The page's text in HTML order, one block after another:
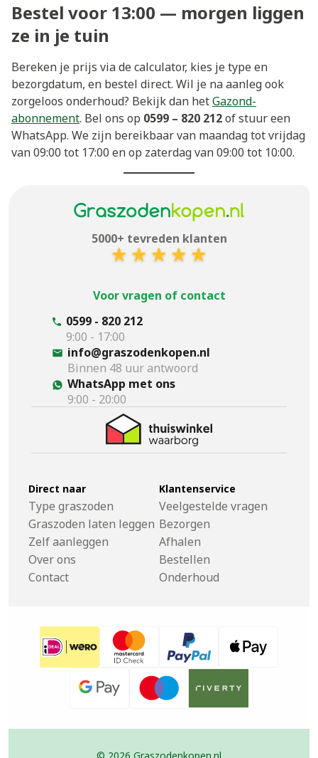
Bestel voor 13:00 — morgen liggen
ze in je tuin
Bereken je prijs via de calculator, kies je type en
bezorgdatum, en bestel direct. Wil je na aanleg ook
zorgeloos onderhoud? Bekijk dan hetGazond-
abonnement. Bel ons op 0599 – 820 212of stuur een
WhatsApp. We zijn bereikbaar van maandag tot vrijdag
van 09:00 tot 17:00 en op zaterdag van 09:00 tot 10:00.
5000+ tevreden klanten
Voor vragen of contact
0599 - 820 212
9:00 - 17:00
info@graszodenkopen.nl
Binnen 48 uur antwoord
WhatsApp met ons
9:00 - 20:00
Direct naar
Type graszoden
Graszoden laten leggen
Zelf aanleggen
Over ons
Contact
Klantenservice
Veelgestelde vragen
Bezorgen
Afhalen
Bestellen
Onderhoud